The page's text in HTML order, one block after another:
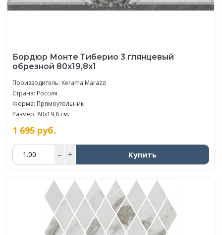
Бордюр Монте Тиберио 3 глянцевый
обрезной 80x19,8x1
Производитель: Kerama Marazzi
Страна: Россия
Форма: Прямоугольник
Размер: 80x19,8 см.
1 695 руб.
– + Купить